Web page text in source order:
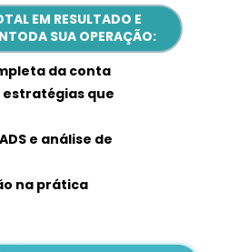
EM RESULTADO E
SUA OPERAÇÃO:
da conta
estratégias que
e análise de
na prática